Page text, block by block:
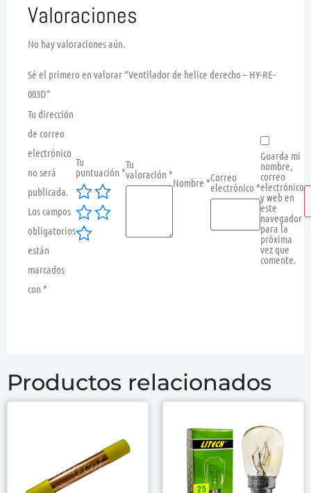
Valoraciones
No hay valoraciones aún.
Sé el primero en valorar “Ventilador de helice derecho – HY-RE-
003D”
Tu dirección
de correo
electrónico
no será
publicada.
Los campos
obligatorios
están
marcados
con *
Tu
puntuación *
Tu
valoración *
Nombre *Correo
electrónico *
Guarda mi
nombre,
correo
electrónico
y web en
este
navegador
para la
próxima
vez que
comente.
Productos relacionados